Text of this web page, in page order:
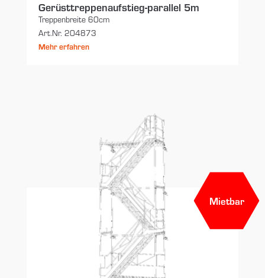
Gerüsttreppenaufstieg-parallel 5m
Treppenbreite 60cm
Art.Nr. 204873
Mehr erfahren
Mietbar